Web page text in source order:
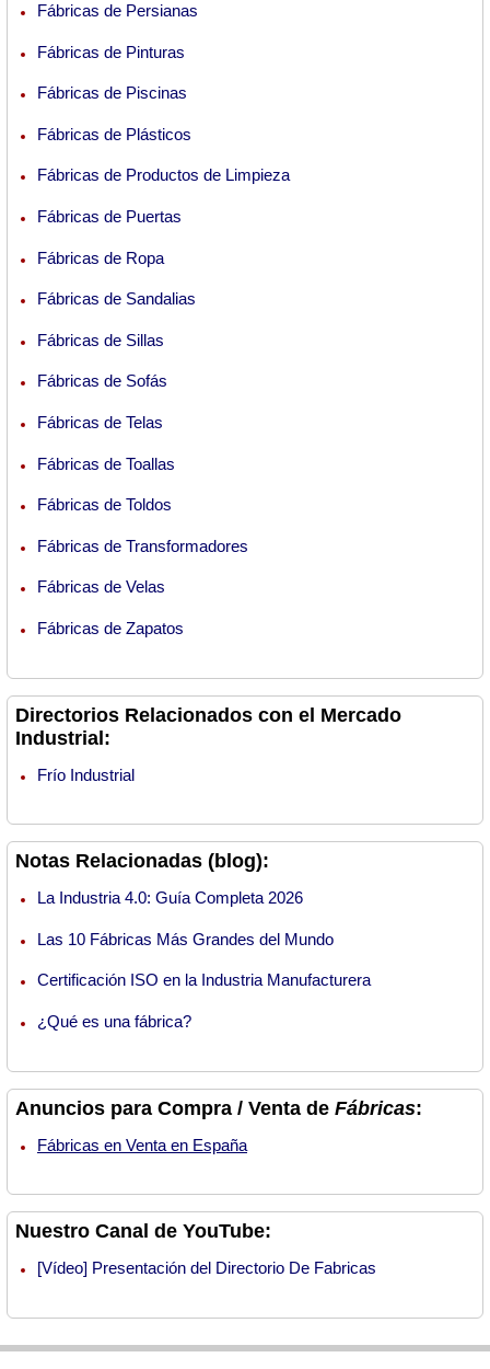
Fábricas de Persianas
Fábricas de Pinturas
Fábricas de Piscinas
Fábricas de Plásticos
Fábricas de Productos de Limpieza
Fábricas de Puertas
Fábricas de Ropa
Fábricas de Sandalias
Fábricas de Sillas
Fábricas de Sofás
Fábricas de Telas
Fábricas de Toallas
Fábricas de Toldos
Fábricas de Transformadores
Fábricas de Velas
Fábricas de Zapatos
Directorios Relacionados con el Mercado
Industrial:
Frío Industrial
Notas Relacionadas (blog):
La Industria 4.0: Guía Completa 2026
Las 10 Fábricas Más Grandes del Mundo
Certificación ISO en la Industria Manufacturera
¿Qué es una fábrica?
Anuncios para Compra / Venta de Fábricas:
Fábricas en Venta en España
Nuestro Canal de YouTube:
[Vídeo] Presentación del Directorio De Fabricas